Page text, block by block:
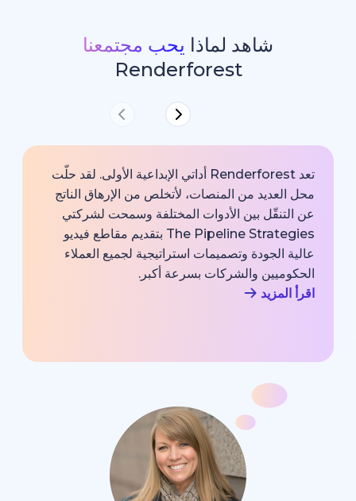
شاهد لماذايحب مجتمعنا
Renderforest
تعد Renderforest أداتي الإبداعية الأولى. لقد حلّت
من المنصات، لأتخلص من الإرهاق الناتج
بين الأدوات المختلفة وسمحت لشركتي
The Pipeline Strategies بتقديم مقاطع فيديو
وتصميمات استراتيجية لجميع العملاء
والشركات بسرعة أكبر.